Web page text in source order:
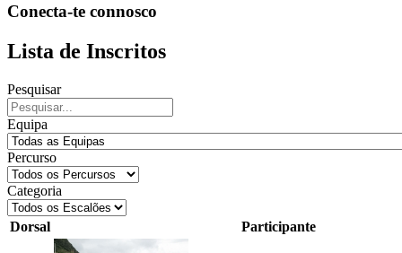
Conecta-te connosco
Lista de Inscritos
Pesquisar
Equipa
Percurso
Categoria
Dorsal Participante